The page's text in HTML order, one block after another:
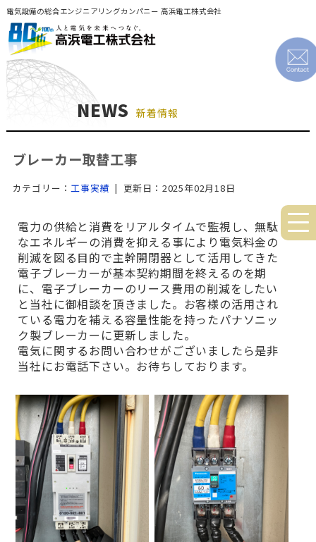
電気設備の総合エンジニアリングカンパニー 高浜電工株式会社
NEWS 新着情報
ブレーカー取替工事
カテゴリー： 工事実績 | 更新日：2025年02月18日
電力の供給と消費をリアルタイムで監視し、無駄
なエネルギーの消費を抑える事により電気料金の
削滅を図る目的で主幹開閉器として活用してきた
電子ブレーカーが基本契約期間を終えるのを期
に、電子ブレーカーのリース費用の削減をしたい
と当社に御相談を頂きました。お客様の活用され
ている電力を補える容量性能を持ったパナソニッ
ク製ブレーカーに更新しました。
電気に関するお問い合わせがございましたら是非
当社にお電話下さい。お待ちしております。